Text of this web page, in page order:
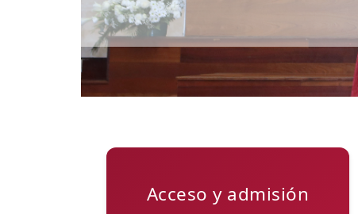
Acceso y admisión